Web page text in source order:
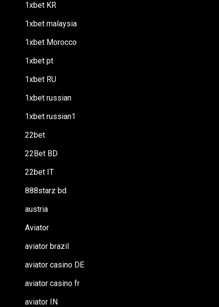
1xbet KR
1xbet malaysia
1xbet Morocco
1xbet pt
1xbet RU
1xbet russian
1xbet russian1
22bet
22Bet BD
22bet IT
888starz bd
austria
Aviator
aviator brazil
aviator casino DE
aviator casino fr
aviator IN